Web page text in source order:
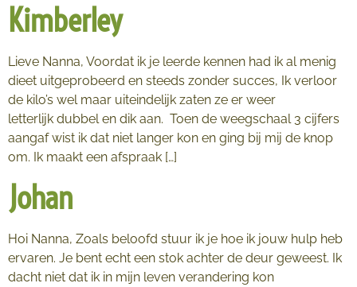
Kimberley
Lieve Nanna, Voordat ik je leerde kennen had ik al menig
dieet uitgeprobeerd en steeds zonder succes, Ik verloor
de kilo’s wel maar uiteindelijk zaten ze er weer
letterlijk dubbel en dik aan. Toen de weegschaal 3 cijfers
aangaf wist ik dat niet langer kon en ging bij mij de knop
om. Ik maakt een afspraak […]
Johan
Hoi Nanna, Zoals beloofd stuur ik je hoe ik jouw hulp heb
ervaren. Je bent echt een stok achter de deur geweest. Ik
dacht niet dat ik in mijn leven verandering kon